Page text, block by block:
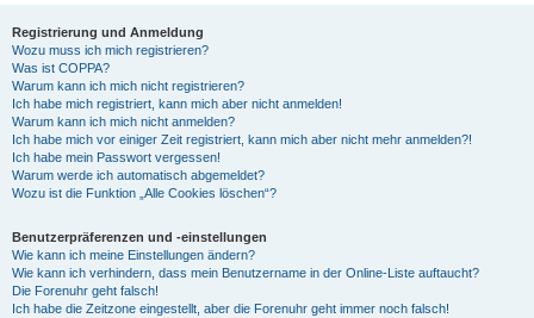
Registrierung und Anmeldung
Wozu muss ich mich registrieren?
Was ist COPPA?
Warum kann ich mich nicht registrieren?
Ich habe mich registriert, kann mich aber nicht anmelden!
Warum kann ich mich nicht anmelden?
Ich habe mich vor einiger Zeit registriert, kann mich aber nicht mehr anmelden?!
Ich habe mein Passwort vergessen!
Warum werde ich automatisch abgemeldet?
Wozu ist die Funktion „Alle Cookies löschen“?
Benutzerpräferenzen und -einstellungen
Wie kann ich meine Einstellungen ändern?
Wie kann ich verhindern, dass mein Benutzername in der Online-Liste auftaucht?
Die Forenuhr geht falsch!
Ich habe die Zeitzone eingestellt, aber die Forenuhr geht immer noch falsch!